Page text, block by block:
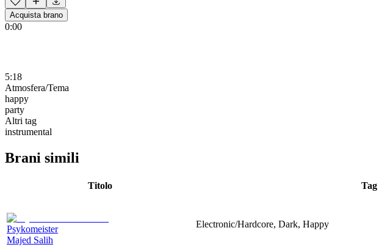
Acquista brano
0:00
5:18
Atmosfera/Tema
happy
party
Altri tag
instrumental
Brani simili
Titolo Tag
Psykomeister
Majed Salih
Electronic/Hardcore, Dark, Happy